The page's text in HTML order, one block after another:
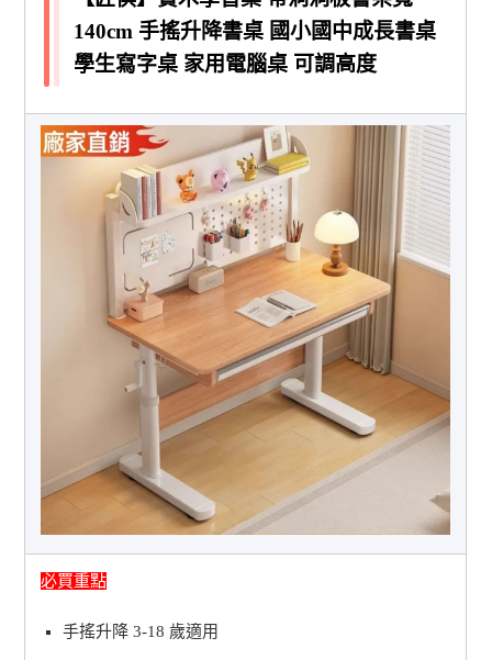
140cm 手搖升降書桌 國小國中成長書桌
學生寫字桌 家用電腦桌 可調高度
必買重點
手搖升降 3-18 歲適用